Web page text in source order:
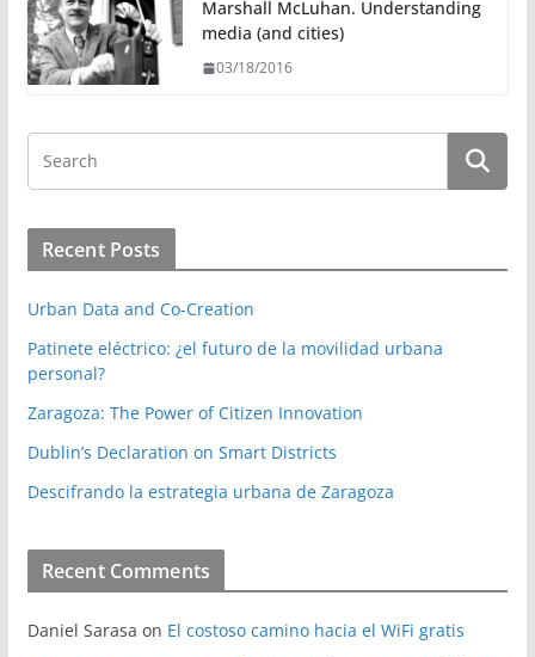
Marshall McLuhan. Understanding
media (and cities)
03/18/2016
Recent Posts
Urban Data and Co-Creation
Patinete eléctrico: ¿el futuro de la movilidad urbana
personal?
Zaragoza: The Power of Citizen Innovation
Dublin’s Declaration on Smart Districts
Descifrando la estrategia urbana de Zaragoza
Recent Comments
Daniel Sarasa on El costoso camino hacia el WiFi gratis